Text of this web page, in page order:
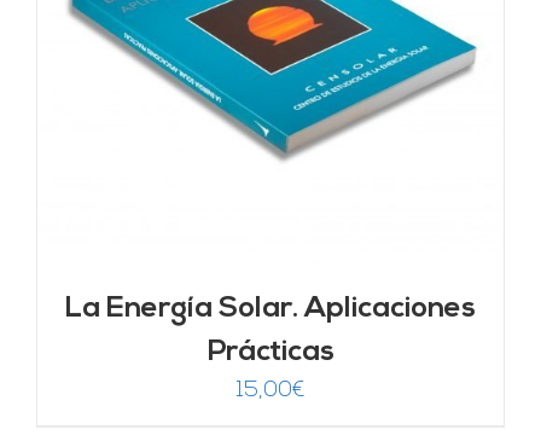
La Energía Solar. Aplicaciones
Prácticas
15,00€